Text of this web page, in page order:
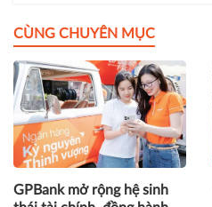
CÙNG CHUYÊN MỤC
GPBank mở rộng hệ sinh